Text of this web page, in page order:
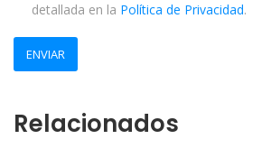
detallada en la Política de Privacidad.
Relacionados